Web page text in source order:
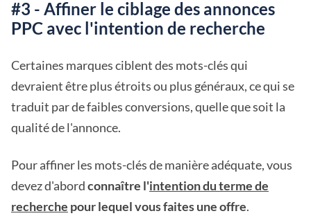
#3 - Affiner le ciblage des annonces
PPC avec l'intention de recherche
Certaines marques ciblent des mots-clés qui
devraient être plus étroits ou plus généraux, ce qui se
traduit par de faibles conversions, quelle que soit la
qualité de l'annonce.
Pour affiner les mots-clés de manière adéquate, vous
devez d'abordconnaître l'intention du terme de
recherche pour lequel vous faites une offre.